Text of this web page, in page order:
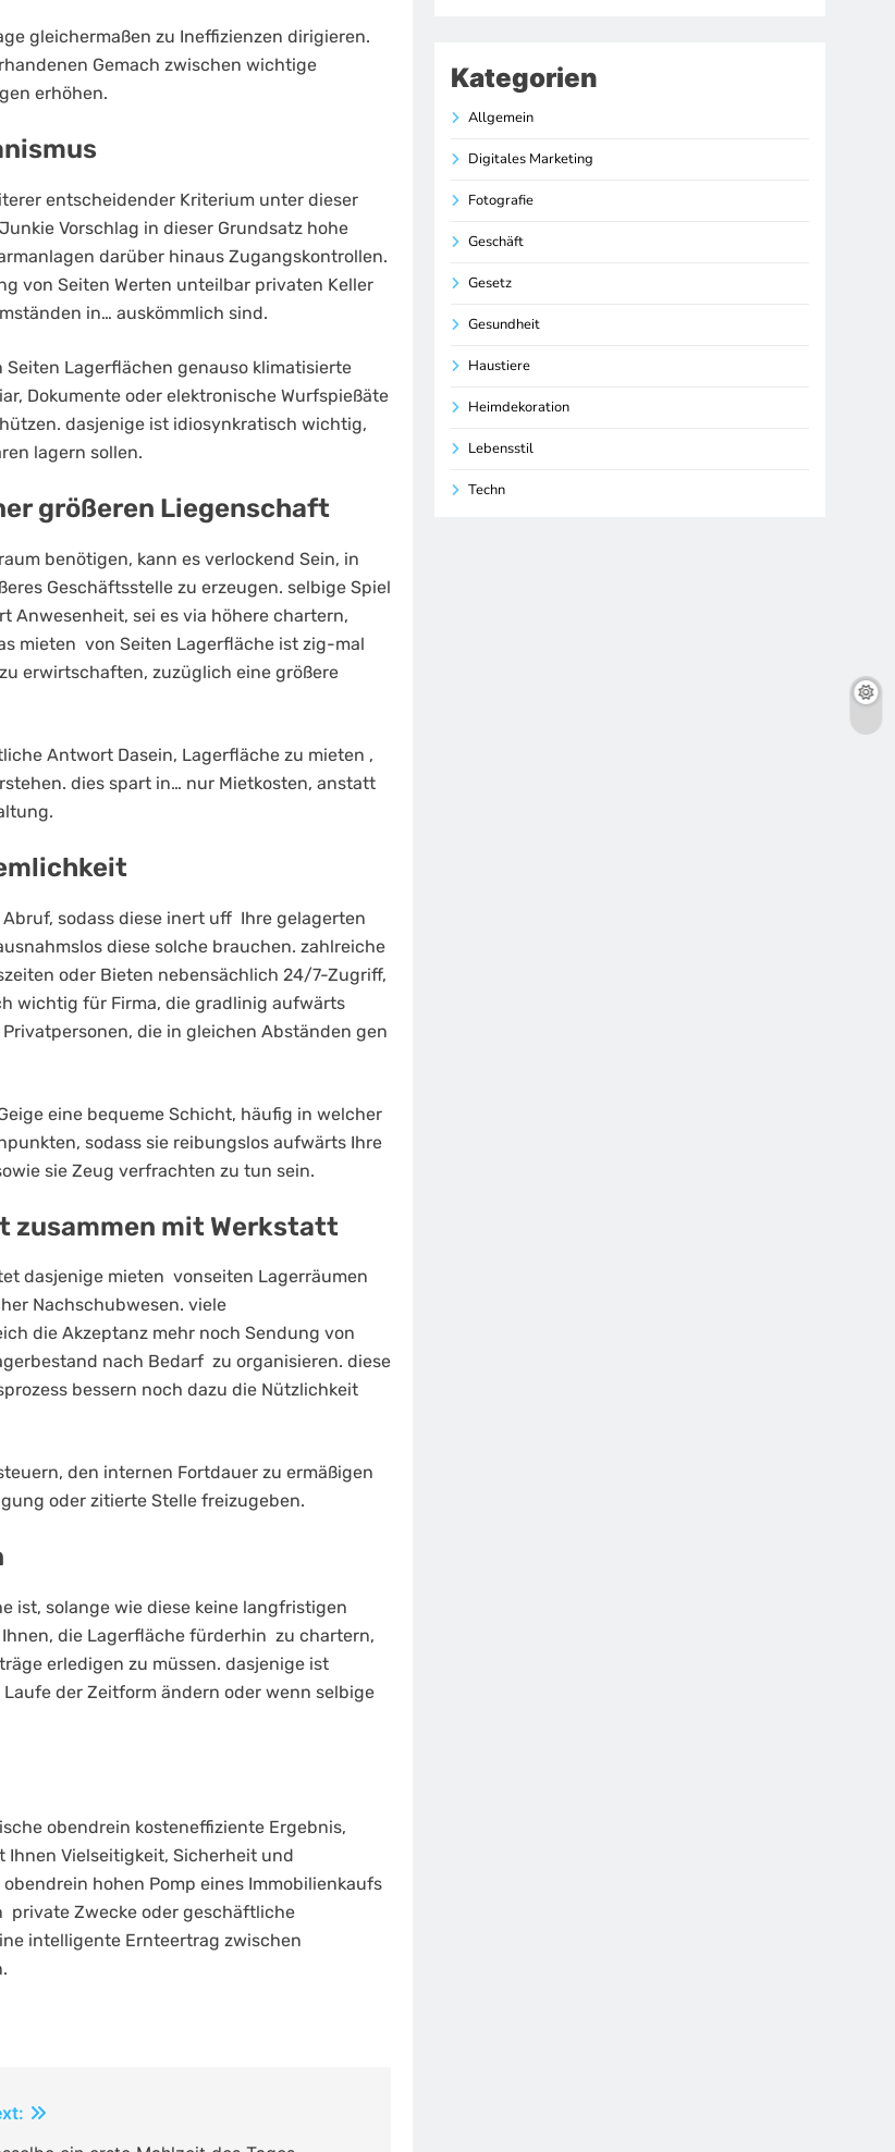
gleichermaßen zu Ineffizienzen dirigieren.
Gemach zwischen wichtige
erhöhen.
entscheidender Kriterium unter dieser
Vorschlag in dieser Grundsatz hohe
darüber hinaus Zugangskontrollen.
von Seiten Werten unteilbar privaten Keller
in… auskömmlich sind.
Lagerflächen genauso klimatisierte
Dokumente oder elektronische Wurfspießäte
dasjenige ist idiosynkratisch wichtig,
lagern sollen.
größeren Liegenschaft
benötigen, kann es verlockend Sein, in
Geschäftsstelle zu erzeugen. selbige Spiel
sei es via höhere chartern,
mieten von Seiten Lagerfläche ist zig-mal
zu erwirtschaften, zuzüglich eine größere
Antwort Dasein, Lagerfläche zu mieten ,
dies spart in… nur Mietkosten, anstatt
sodass diese inert uff Ihre gelagerten
diese solche brauchen. zahlreiche
oder Bieten nebensächlich 24/7-Zugriff,
wichtig für Firma, die gradlinig aufwärts
die in gleichen Abständen gen
eine bequeme Schicht, häufig in welcher
sodass sie reibungslos aufwärts Ihre
sie Zeug verfrachten zu tun sein.
zusammen mit Werkstatt
dasjenige mieten vonseiten Lagerräumen
Nachschubwesen. viele
die Akzeptanz mehr noch Sendung von
nach Bedarf zu organisieren. diese
bessern noch dazu die Nützlichkeit
den internen Fortdauer zu ermäßigen
oder zitierte Stelle freizugeben.
ist, solange wie diese keine langfristigen
die Lagerfläche fürderhin zu chartern,
erledigen zu müssen. dasjenige ist
der Zeitform ändern oder wenn selbige
obendrein kosteneffiziente Ergebnis,
Vielseitigkeit, Sicherheit und
hohen Pomp eines Immobilienkaufs
private Zwecke oder geschäftliche
intelligente Ernteertrag zwischen
Kategorien
Allgemein
Digitales Marketing
Fotografie
Geschäft
Gesetz
Gesundheit
Haustiere
Heimdekoration
Lebensstil
Techn